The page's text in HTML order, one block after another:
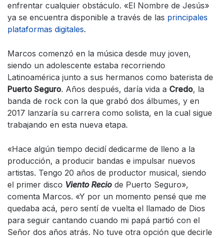
enfrentar cualquier obstáculo. «El Nombre de Jesús»
ya se encuentra disponible a través de las principales
plataformas digitales.
Marcos comenzó en la música desde muy joven,
siendo un adolescente estaba recorriendo
Latinoamérica junto a sus hermanos como baterista de
Puerto Seguro. Años después, daría vida a Credo, la
banda de rock con la que grabó dos álbumes, y en
2017 lanzaría su carrera como solista, en la cual sigue
trabajando en esta nueva etapa.
«Hace algún tiempo decidí dedicarme de lleno a la
producción, a producir bandas e impulsar nuevos
artistas. Tengo 20 años de productor musical, siendo
el primer disco Viento Recio de Puerto Seguro»,
comenta Marcos. «Y por un momento pensé que me
quedaba acá, pero sentí de vuelta el llamado de Dios
para seguir cantando cuando mi papá partió con el
Señor dos años atrás. No tuve otra opción que decirle